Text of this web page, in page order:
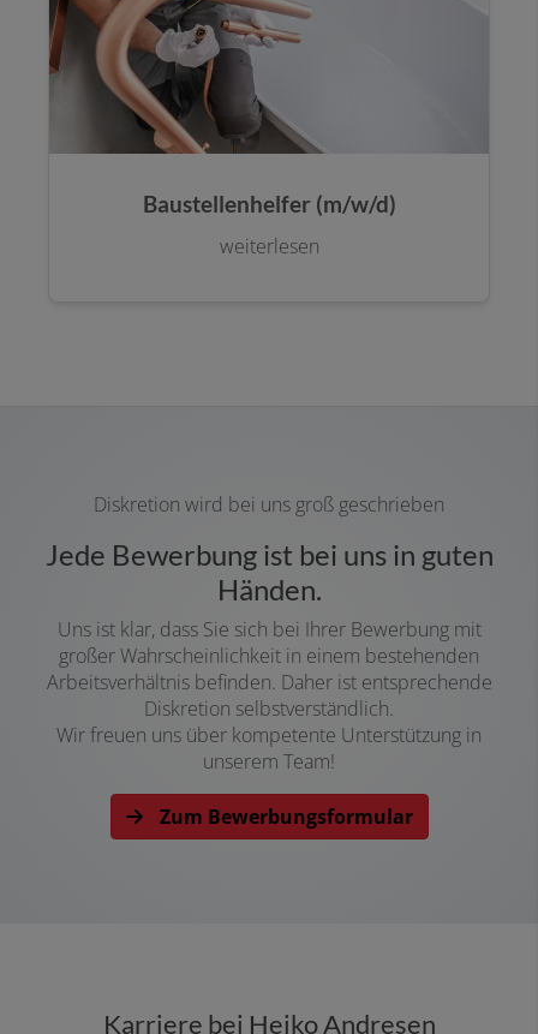
Baustellenhelfer (m/w/d)
weiterlesen
Diskretion wird bei uns groß geschrieben
Jede Bewerbung ist bei uns in guten
Händen.
Uns ist klar, dass Sie sich bei Ihrer Bewerbung mit
großer Wahrscheinlichkeit in einem bestehenden
Arbeitsverhältnis befinden. Daher ist entsprechende
Diskretion selbstverständlich.
Wir freuen uns über kompetente Unterstützung in
unserem Team!
Zum Bewerbungsformular
Karriere bei Heiko Andresen